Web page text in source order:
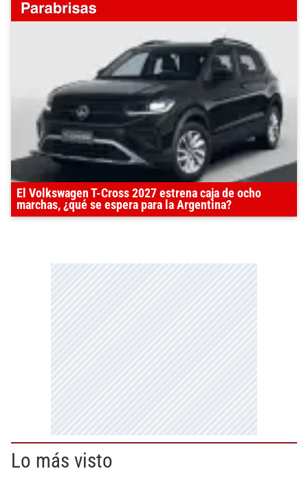
El Volkswagen T-Cross 2027 estrena caja de ocho
marchas, ¿qué se espera para la Argentina?
Lo más visto